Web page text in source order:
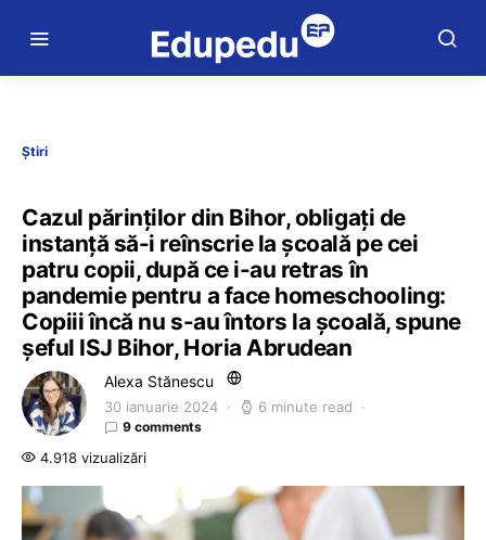
Știri
Cazul părinților din Bihor, obligați de
instanță să-i reînscrie la școală pe cei
patru copii, după ce i-au retras în
pandemie pentru a face homeschooling:
Copiii încă nu s-au întors la școală, spune
șeful ISJ Bihor, Horia Abrudean
Alexa Stănescu
30 ianuarie 2024 6 minute read
9 comments
4.918 vizualizări